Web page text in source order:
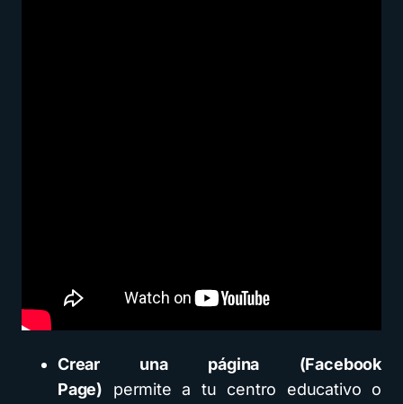
Crear una página (Facebook
Page) permite a tu centro educativo o